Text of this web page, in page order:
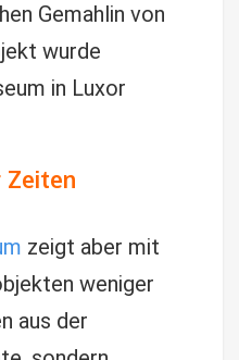
Gemahlin von
wurde
in Luxor
Zeiten
zeigt aber mit
weniger
aus der